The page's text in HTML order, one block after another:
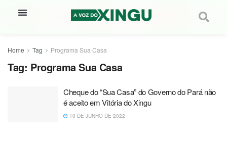
Home Tag Programa Sua Casa
Tag: Programa Sua Casa
Cheque do “Sua Casa” do Governo do Pará não
é aceito em Vitória do Xingu
10 DE JUNHO DE 2022